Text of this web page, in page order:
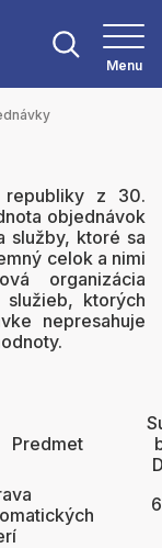
Menu
republiky z 30.
objednávok
služby, ktoré sa
celok a nimi
organizácia
ktorých
nepresahuje
Predmet